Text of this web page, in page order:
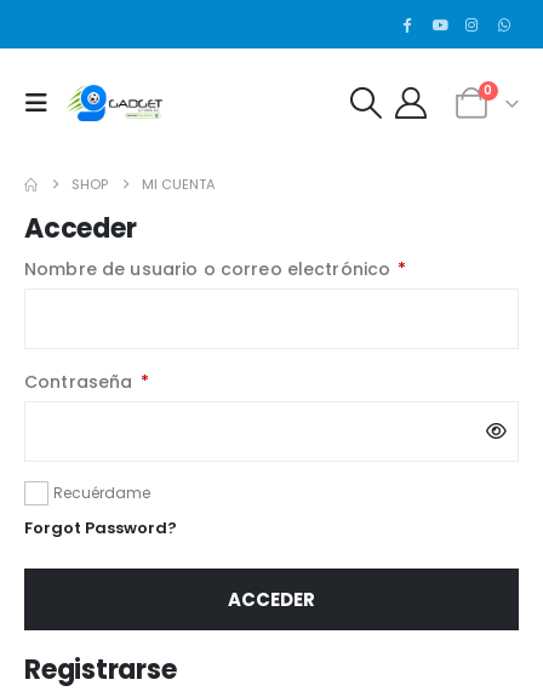
0
SHOP MI CUENTA
Acceder
Nombre de usuario o correo electrónico *
Contraseña *
Recuérdame
Forgot Password?
ACCEDER
Registrarse